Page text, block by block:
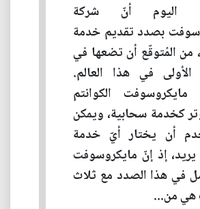
اليوم أنّ شركة
بصدد تقديم خدمة
من المُتوقّع أن تضعها في
الأولى في هذا العالم.
الكوانتم
كخدمة سحابية، ويمكن
أن يختار أيّ خدمة
يريد، إذ إنّ مايكروسوفت
في هذا الصدد مع ثلاث
هي من...